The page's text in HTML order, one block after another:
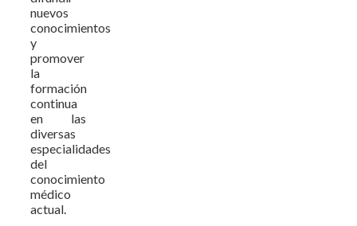
nuevos
conocimientos
y
promover
la
formación
continua
en las
diversas
especialidades
del
conocimiento
médico
actual.